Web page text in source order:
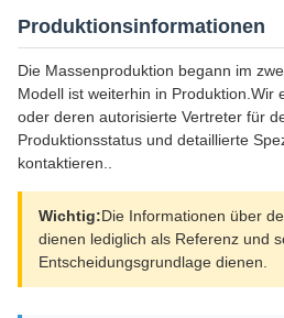
Produktionsinformationen
Die Massenproduktion begann im
Modell ist weiterhin in Produktion.Wir
oder deren autorisierte Vertreter für
Produktionsstatus und detaillierte
kontaktieren..
Wichtig:Die Informationen über
dienen lediglich als Referenz und
Entscheidungsgrundlage dienen.